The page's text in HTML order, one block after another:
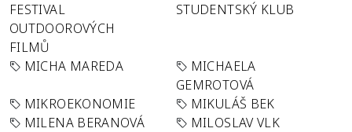
FESTIVAL
OUTDOOROVÝCH
FILMŮ
STUDENTSKÝ KLUB
MICHA MAREDA
MICHAELA
GEMROTOVÁ
MIKROEKONOMIE
MIKULÁŠ BEK
MILENA BERANOVÁ
MILOSLAV VLK